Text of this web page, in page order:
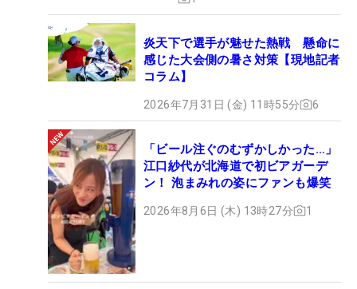
炎天下で選手が魅せた熱戦 懸命に
感じた大会側の暑さ対策【現地記者
コラム】
2026年7月31日 (金) 11時55分 6
「ビール注ぐのむずかしかった…」
江口紗代が北海道で初ビアガーデ
ン！ 泡まみれの姿にファンも爆笑
2026年8月6日 (木) 13時27分 1